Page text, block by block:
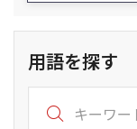
用語を探す